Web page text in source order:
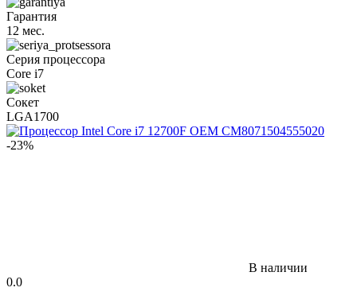
Гарантия
12 мес.
Серия процессора
Core i7
Сокет
LGA1700
-23%
В наличии
0.0